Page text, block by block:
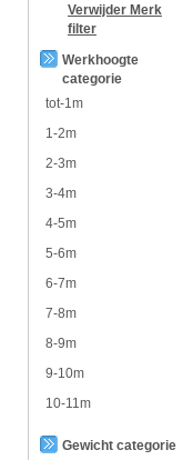
Verwijder Merk
filter
Werkhoogte
categorie
tot-1m
1-2m
2-3m
3-4m
4-5m
5-6m
6-7m
7-8m
8-9m
9-10m
10-11m
Gewicht categorie